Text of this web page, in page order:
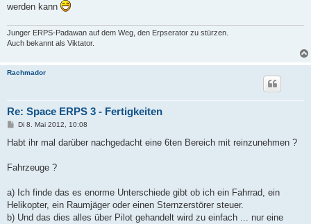
werden kann
Junger ERPS-Padawan auf dem Weg, den Erpserator zu stürzen.
Auch bekannt als Viktator.
Rachmador
Re: Space ERPS 3 - Fertigkeiten
B
i
a
Di 8. Mai 2012, 10:08
Habt ihr mal darüber nachgedacht eine 6ten Bereich mit reinzunehmen ?
Fahrzeuge ?
a) Ich finde das es enorme Unterschiede gibt ob ich ein Fahrrad, ein
Helikopter, ein Raumjäger oder einen Sternzerstörer steuer.
b) Und das dies alles über Pilot gehandelt wird zu einfach ... nur eine